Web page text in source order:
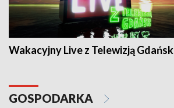
Wakacyjny Live z Telewizją Gdańsk
GOSPODARKA